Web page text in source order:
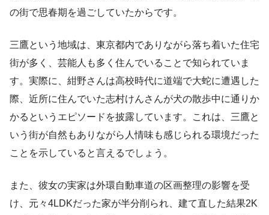
の街で思春期を過ごしていたからです。
三鷹という地域は、東京都内でありながら落ち着いた住宅
街が多く、芸能人も多く住んでいることで知られていま
す。実際に、紺野さんは高校時代に道端で大蛇に遭遇した
際、近所に住んでいた志村けんさんが犬の散歩中に通りか
かるというエピソードを披露しています。これは、三鷹と
いう街が自然もありながら人情味も感じられる環境だった
ことを示していると言えるでしょう。
また、彼女の実家は外環自動車道の区画整理の影響を受
け、元々4LDKだった家が半分削られ、建て直した結果2K